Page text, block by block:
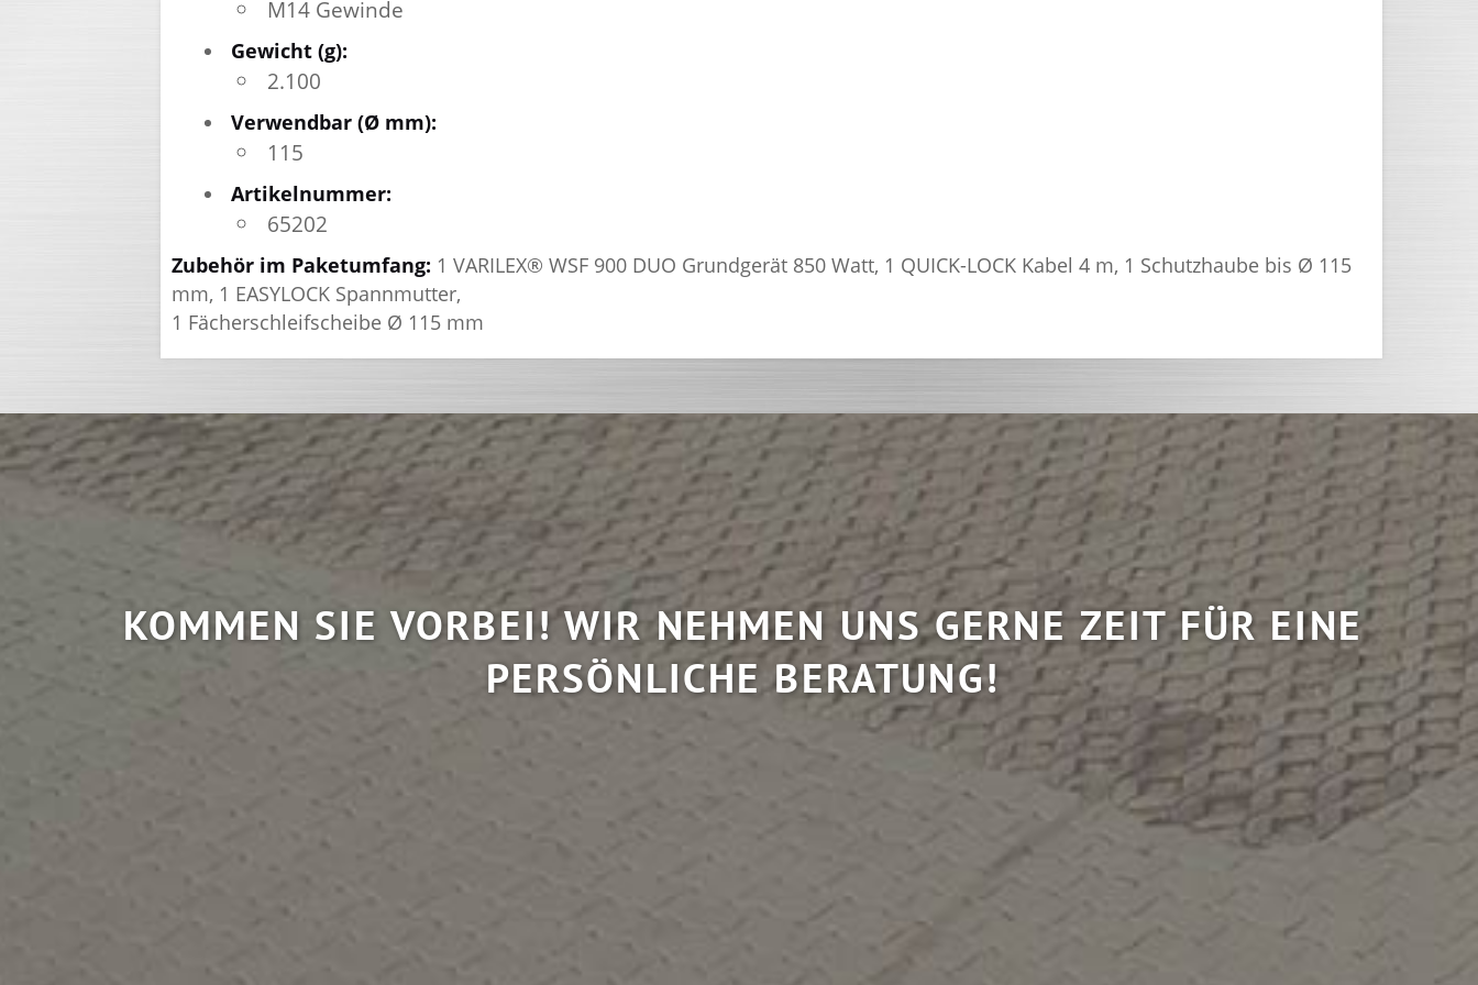
M14 Gewinde
Gewicht (g):
2.100
Verwendbar (Ø mm):
115
Artikelnummer:
65202
Zubehör im Paketumfang: 1 VARILEX® WSF 900 DUO Grundgerät 850 Watt, 1 QUICK-LOCK Kabel 4 m, 1 Schutzhaube bis Ø 115
mm, 1 EASYLOCK Spannmutter,
1 Fächerschleifscheibe Ø 115 mm
KOMMEN SIE VORBEI! WIR NEHMEN UNS GERNE ZEIT FÜR EINE
PERSÖNLICHE BERATUNG!